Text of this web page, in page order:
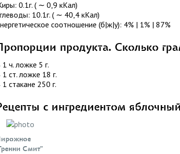
0.1г. ( ∼ 0,9 кКал)
10.1г. ( ∼ 40,4 кКал)
соотношение (б|ж|у): 4% | 1% | 87%
продукта. Сколько
1 ч. ложке 5 г.
1 ст. ложке 18 г.
1 стакане 250 г.
с ингредиентом
Смит"